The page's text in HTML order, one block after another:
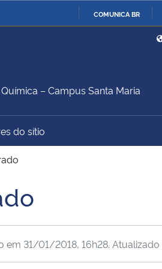
COMUNICA BR
Ministério da Defesa
Ministério do
Advocacia-Geral da União
– Campus Santa Maria
do sítio
em 31/01/2018, 16h28. Atualizado